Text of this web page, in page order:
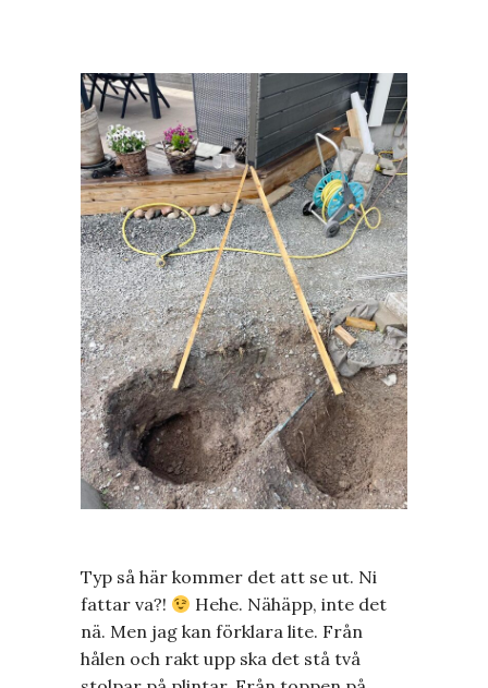
Typ så här kommer det att se ut. Ni
fattar va?!
Hehe. Nähäpp, inte det
nä. Men jag kan förklara lite. Från
hålen och rakt upp ska det stå två